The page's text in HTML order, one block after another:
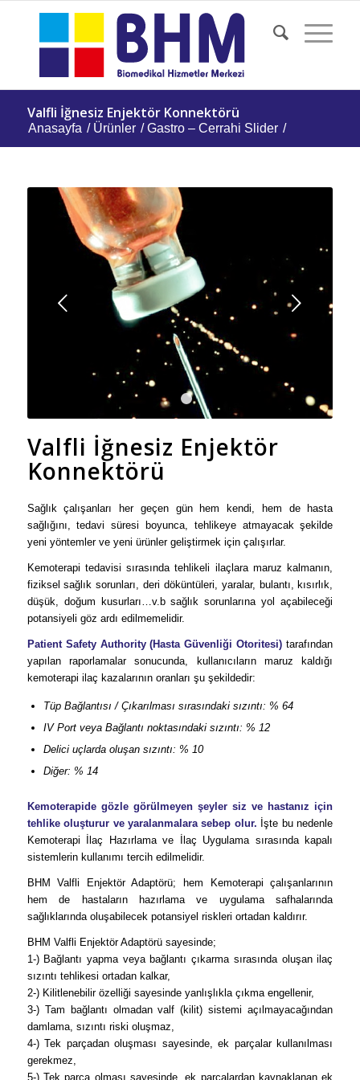
Valfli İğnesiz Enjektör Konnektörü
Anasayfa / Ürünler / Gastro – Cerrahi Slider /
Sonraki
Valfli İğnesiz Enjektör
Konnektörü
Sağlık çalışanları her geçen gün hem kendi, hem de hasta
sağlığını, tedavi süresi boyunca, tehlikeye atmayacak şekilde
yeni yöntemler ve yeni ürünler geliştirmek için çalışırlar.
Kemoterapi tedavisi sırasında tehlikeli ilaçlara maruz kalmanın,
fiziksel sağlık sorunları, deri döküntüleri, yaralar, bulantı, kısırlık,
düşük, doğum kusurları…v.b sağlık sorunlarına yol açabileceği
potansiyeli göz ardı edilmemelidir.
Patient Safety Authority (Hasta Güvenliği Otoritesi) tarafından
yapılan raporlamalar sonucunda, kullanıcıların maruz kaldığı
kemoterapi ilaç kazalarının oranları şu şekildedir:
Tüp Bağlantısı / Çıkarılması sırasındaki sızıntı: % 64
IV Port veya Bağlantı noktasındaki sızıntı: % 12
Delici uçlarda oluşan sızıntı: % 10
Diğer: % 14
Kemoterapide gözle görülmeyen şeyler siz ve hastanız için
tehlike oluşturur ve yaralanmalara sebep olur. İşte bu nedenle
Kemoterapi İlaç Hazırlama ve İlaç Uygulama sırasında kapalı
sistemlerin kullanımı tercih edilmelidir.
BHM Valfli Enjektör Adaptörü; hem Kemoterapi çalışanlarının
hem de hastaların hazırlama ve uygulama safhalarında
sağlıklarında oluşabilecek potansiyel riskleri ortadan kaldırır.
BHM Valfli Enjektör Adaptörü sayesinde;
1-) Bağlantı yapma veya bağlantı çıkarma sırasında oluşan ilaç
sızıntı tehlikesi ortadan kalkar,
2-) Kilitlenebilir özelliği sayesinde yanlışlıkla çıkma engellenir,
3-) Tam bağlantı olmadan valf (kilit) sistemi açılmayacağından
damlama, sızıntı riski oluşmaz,
4-) Tek parçadan oluşması sayesinde, ek parçalar kullanılması
gerekmez,
5-) Tek parça olması sayesinde, ek parçalardan kaynaklanan ek